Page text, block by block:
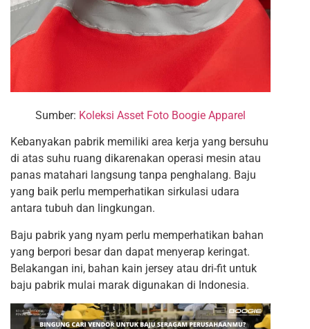
Sumber: Koleksi Asset Foto Boogie Apparel
Kebanyakan pabrik memiliki area kerja yang bersuhu
di atas suhu ruang dikarenakan operasi mesin atau
panas matahari langsung tanpa penghalang. Baju
yang baik perlu memperhatikan sirkulasi udara
antara tubuh dan lingkungan.
Baju pabrik yang nyam perlu memperhatikan bahan
yang berpori besar dan dapat menyerap keringat.
Belakangan ini, bahan kain jersey atau dri-fit untuk
baju pabrik mulai marak digunakan di Indonesia.